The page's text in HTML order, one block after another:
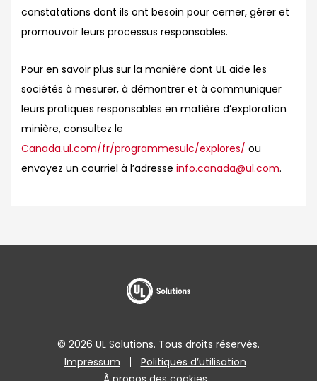
constatations dont ils ont besoin pour cerner, gérer et
promouvoir leurs processus responsables.
Pour en savoir plus sur la manière dont UL aide les
sociétés à mesurer, à démontrer et à communiquer
leurs pratiques responsables en matière d’exploration
minière, consultez le
Canada.ul.com/fr/programmesulc/explores/ ou
envoyez un courriel à l’adresse info.canada@ul.com.
© 2026 UL Solutions. Tous droits réservés.
Impressum
Politiques d’utilisation